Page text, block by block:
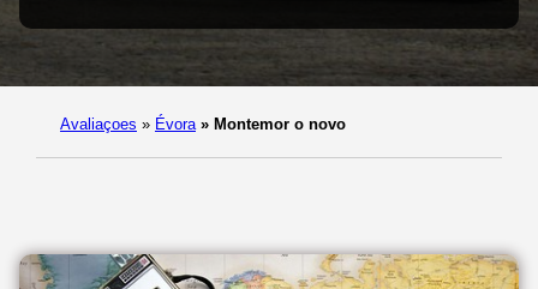
Avaliaçoes » Évora » Montemor o novo